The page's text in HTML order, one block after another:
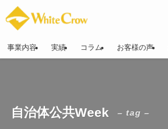
事業内容 実績 コラム お客様の声
自治体公共Week – tag –